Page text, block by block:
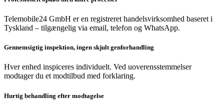
Telemobile24 GmbH er en registreret handelsvirksomhed baseret i
Tyskland – tilgængelig via email, telefon og WhatsApp.
Gennemsigtig inspektion, ingen skjult genforhandling
Hver enhed inspiceres individuelt. Ved uoverensstemmelser
modtager du et modtilbud med forklaring.
Hurtig behandling efter modtagelse